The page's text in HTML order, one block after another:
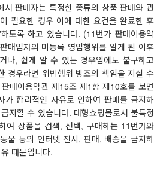
서 판매자는 특정한 종류의 상품 판매와 관
필요한 경우 이에 대한 요건을 완료한 후
도록 하고 있습니다. (11번가 판매이용약
매업자의 미등록 영업행위를 알게 된 이후
나, 쉽게 알 수 있는 경우임에도 불구하고
경우라면 위법행위 방조의 책임을 지실 수
매이용약관 제15조 제1항 제10호를 보면
가 합리적인 사유로 인하여 판매를 금지하
지할 수 있습니다. 대형쇼핑몰로서 불특정
여 상품을 검색, 선택, 구매하는 11번가와
물 등의 인터넷 전시, 판매, 배송을 금지하
때문입니다.